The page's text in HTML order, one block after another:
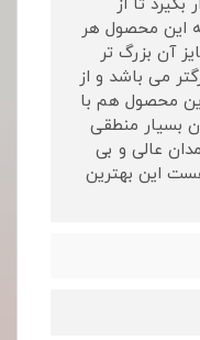
تا از
این محصول هر
آن بزرگ تر
می باشد و از
محصول هم با
بسیار منطقی
عالی و بی
این بهترین